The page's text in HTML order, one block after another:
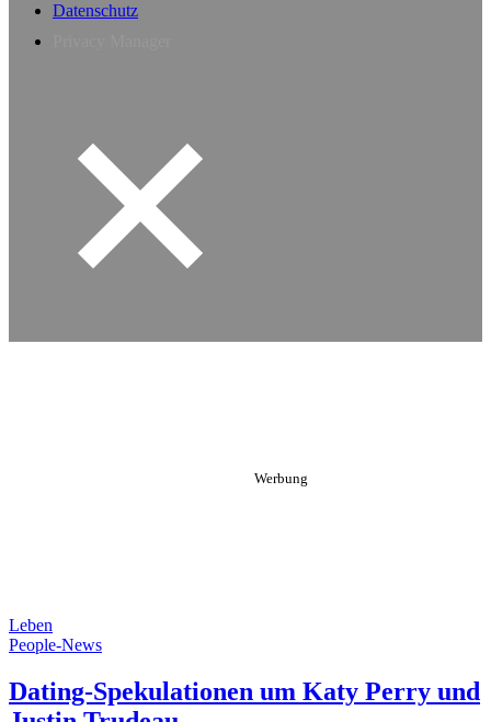
Datenschutz
Leben
People-News
Dating-Spekulationen um Katy Perry und